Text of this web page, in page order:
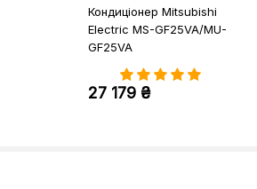
Кондиціонер Mitsubishi
Electric MS-GF25VA/MU-
GF25VA
27 179 ₴